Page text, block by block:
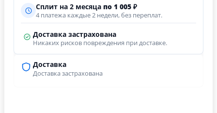
Доставка
Доставка застрахована
Сплит на 2 месяца по 1 005 ₽
4 платежа каждые 2 недели, без переплат.
Доставка застрахована
Никаких рисков повреждения при доставке.